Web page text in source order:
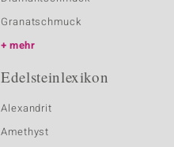
Granatschmuck
mehr
Edelsteinlexikon
Alexandrit
Amethyst